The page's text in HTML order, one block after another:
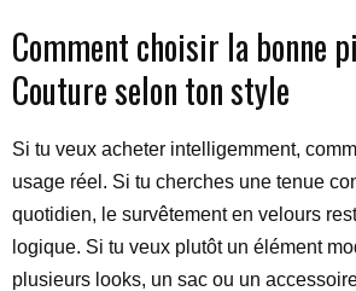
Comment choisir la bonne
Couture selon ton style
Si tu veux acheter intelligemment,
usage réel. Si tu cherches une tenue
quotidien, le survêtement en velours
logique. Si tu veux plutôt un élément
plusieurs looks, un sac ou un